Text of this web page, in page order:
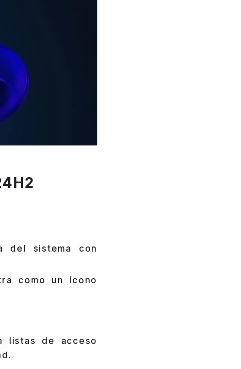
del sistema con
como un ícono
listas de acceso